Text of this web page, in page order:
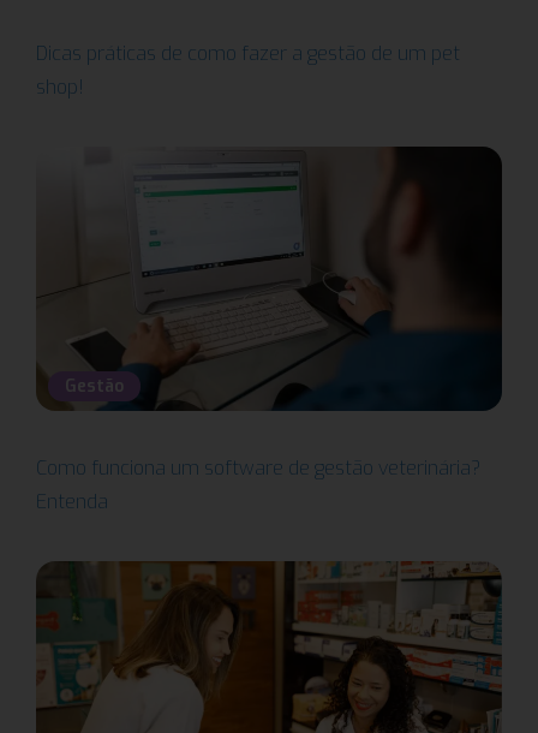
Dicas práticas de como fazer a gestão de um pet
shop!
Gestão
Como funciona um software de gestão veterinária?
Entenda